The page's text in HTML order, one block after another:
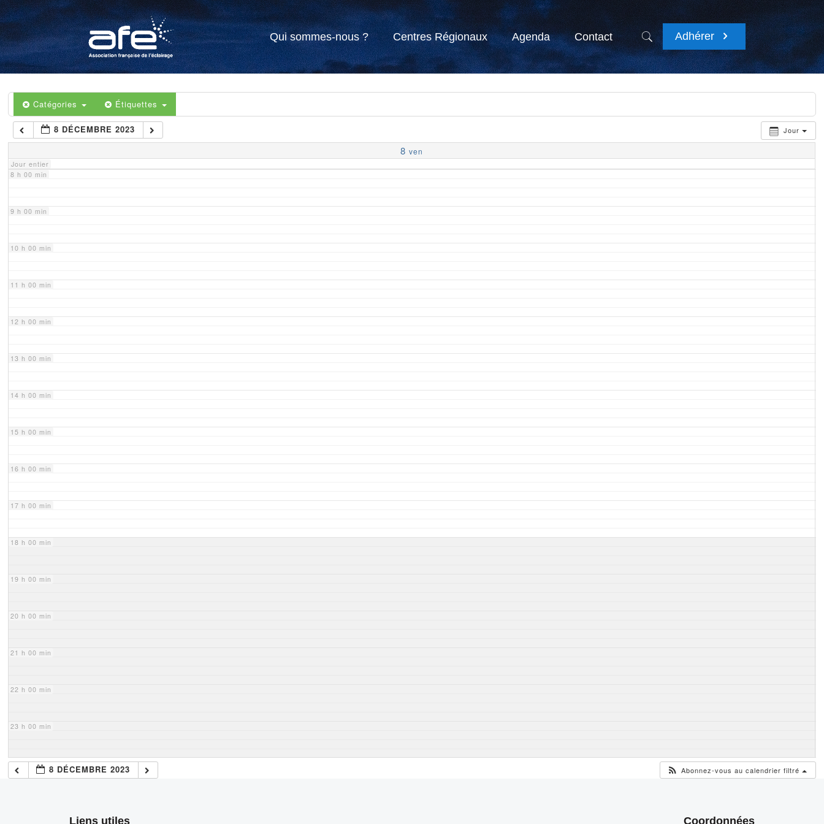
Qui sommes-nous ? Centres Régionaux Agenda Contact Adhérer
Catégories Étiquettes
Jour
8 DÉCEMBRE 2023
8 ven
Jour entier
4 h 00 min
5 h 00 min
6 h 00 min
7 h 00 min
8 h 00 min
9 h 00 min
10 h 00 min
11 h 00 min
12 h 00 min
13 h 00 min
14 h 00 min
15 h 00 min
16 h 00 min
17 h 00 min
18 h 00 min
19 h 00 min
20 h 00 min
21 h 00 min
22 h 00 min
23 h 00 min
8 DÉCEMBRE 2023 Abonnez-vous au calendrier filtré
Liens utiles Coordonnées